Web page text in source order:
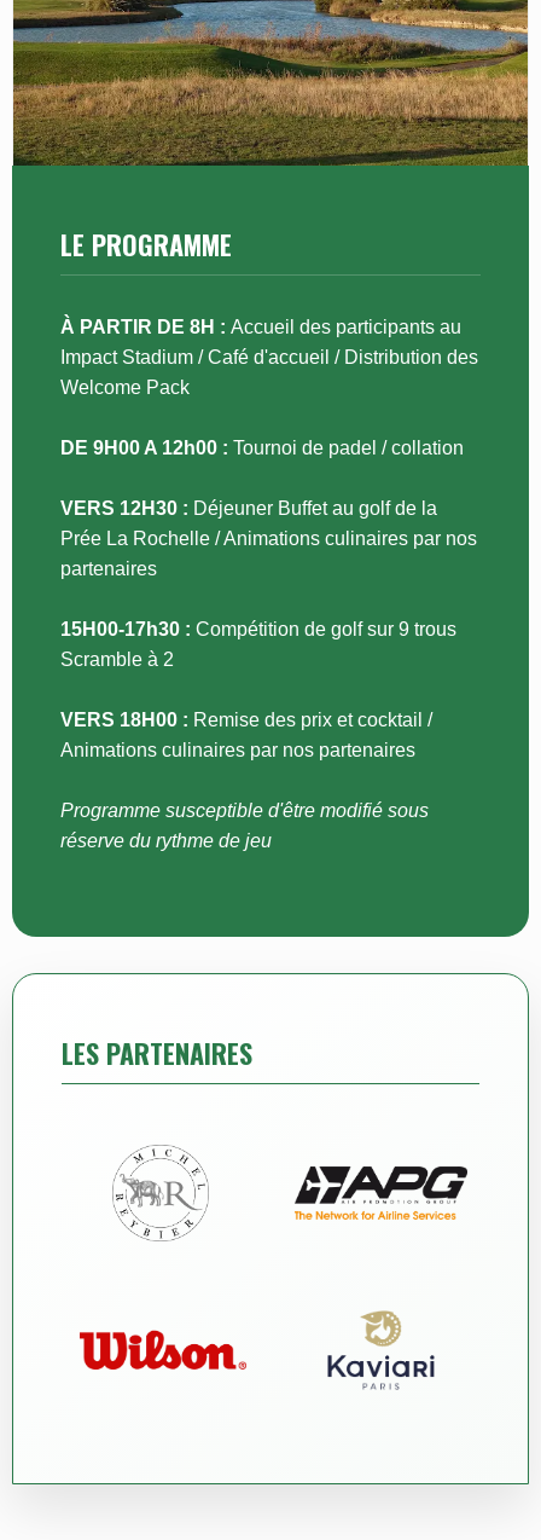
Vous disposez du droit de retirer votre consentement
à tout moment. Vous disposez des droits d’accès, de
rectification, d’effacement et de portabilité de vos
données, des droits d’opposition et de limitation du
traitement, ainsi que du droit de définir des directives
relatives au sort de vos données post-mortem. Ces
droits peuvent être exercés par e-mail via l'adresse
suivante : contact@swing.fr, ou par courrier adressé à
Swing, 100 rue du Dôme, 92100 Boulogne-Billancourt
sont : Swing, 100 rue du Dôme, 92100 Boulogne-
LE PROGRAMME
À PARTIR DE 8H : Accueil des participants au
Impact Stadium / Café d'accueil / Distribution des
Welcome Pack
DE 9H00 A 12h00 : Tournoi de padel / collation
VERS 12H30 : Déjeuner Buffet au golf de la
Prée La Rochelle / Animations culinaires par nos
partenaires
15H00-17h30 : Compétition de golf sur 9 trous
Scramble à 2
VERS 18H00 : Remise des prix et cocktail /
Animations culinaires par nos partenaires
Programme susceptible d'être modifié sous
réserve du rythme de jeu
LES PARTENAIRES